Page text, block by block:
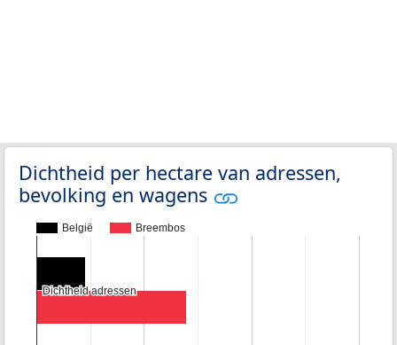
Dichtheid per hectare van adressen,
bevolking en wagens
België Breembos
Dichtheid adressen
Dichtheid adressen